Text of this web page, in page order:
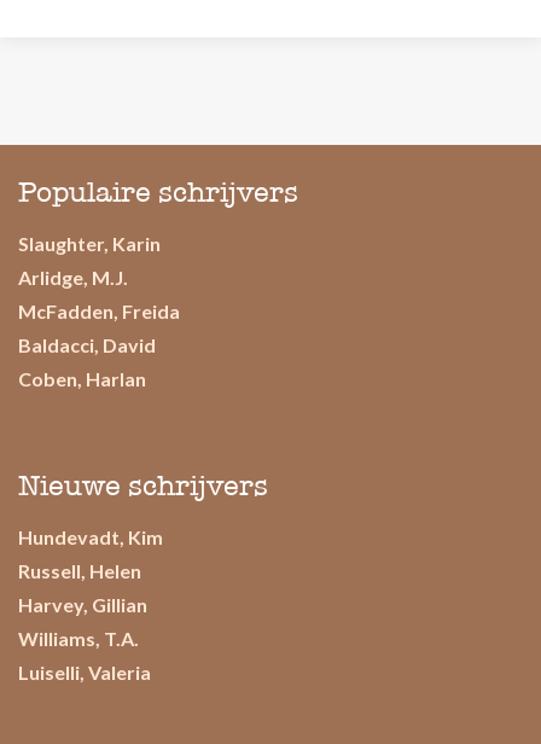
Populaire schrijvers
Slaughter, Karin
Arlidge, M.J.
McFadden, Freida
Baldacci, David
Coben, Harlan
Nieuwe schrijvers
Hundevadt, Kim
Russell, Helen
Harvey, Gillian
Williams, T.A.
Luiselli, Valeria